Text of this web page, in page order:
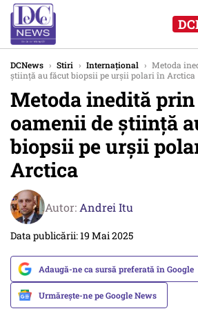
DCNews › Stiri › Internațional › Metoda
știință au făcut biopsii pe urşii polari în Arctica
Metoda inedită prin
oamenii de știință
biopsii pe urşii
Arctica
Autor: Andrei Itu
Data publicării: 19 Mai 2025
Adaugă-ne ca sursă preferată în Google
Urmărește-ne pe Google News